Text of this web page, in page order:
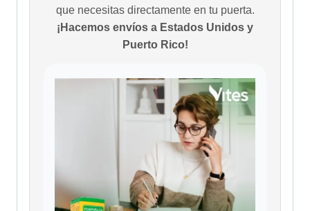
que necesitas directamente en tu puerta.
¡Hacemos envíos a Estados Unidos y
Puerto Rico!